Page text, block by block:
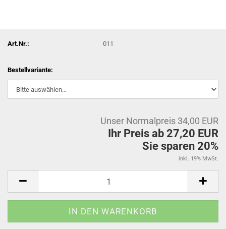
Art.Nr.: 011
Bestellvariante:
Unser Normalpreis 34,00 EUR
Ihr Preis ab 27,20 EUR
Sie sparen 20%
inkl. 19% MwSt.